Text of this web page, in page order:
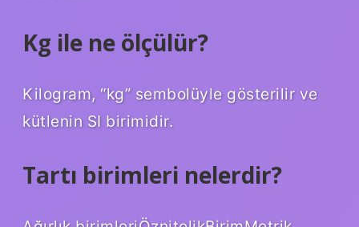
Kg ile ne ölçülür?
Kilogram, “kg” sembolüyle gösterilir ve
kütlenin SI birimidir.
Tartı birimleri nelerdir?